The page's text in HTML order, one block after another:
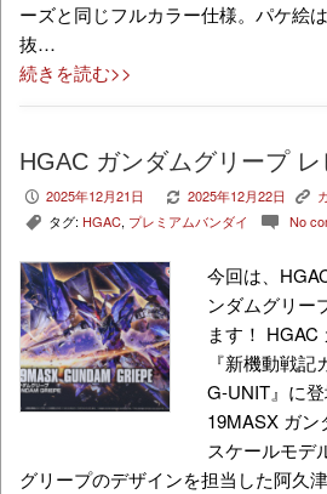
ーズと同じフルカラー仕様。パケ絵
抜…
続きを読む>>
HGAC ガンダムグリープ レ
P 2025年12月21日 V 2025年12月22日 K
, タグ: HGAC, プレミアムバンダイ c No
今回は、
ンダムグリー
ます！ HGAC
『新機動戦
G-UNIT』に
19MASX ガン
スケールモデ
グリープのデザインを担当した阿久